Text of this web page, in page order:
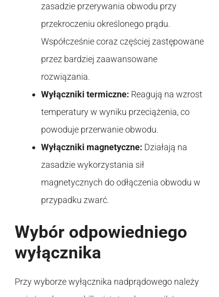
zasadzie przerywania obwodu przy
przekroczeniu określonego prądu.
Współcześnie coraz częściej zastępowane
przez bardziej zaawansowane
rozwiązania.
Wyłączniki termiczne: Reagują na wzrost
temperatury w wyniku przeciążenia, co
powoduje przerwanie obwodu.
Wyłączniki magnetyczne: Działają na
zasadzie wykorzystania sił
magnetycznych do odłączenia obwodu w
przypadku zwarć.
Wybór odpowiedniego
wyłącznika
Przy wyborze wyłącznika nadprądowego należy